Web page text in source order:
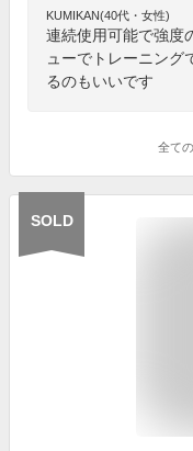
KUMIKAN(40代・女性)
連続使用可能で強度
ューでトレーニング
るのもいいです
全て
SOLD